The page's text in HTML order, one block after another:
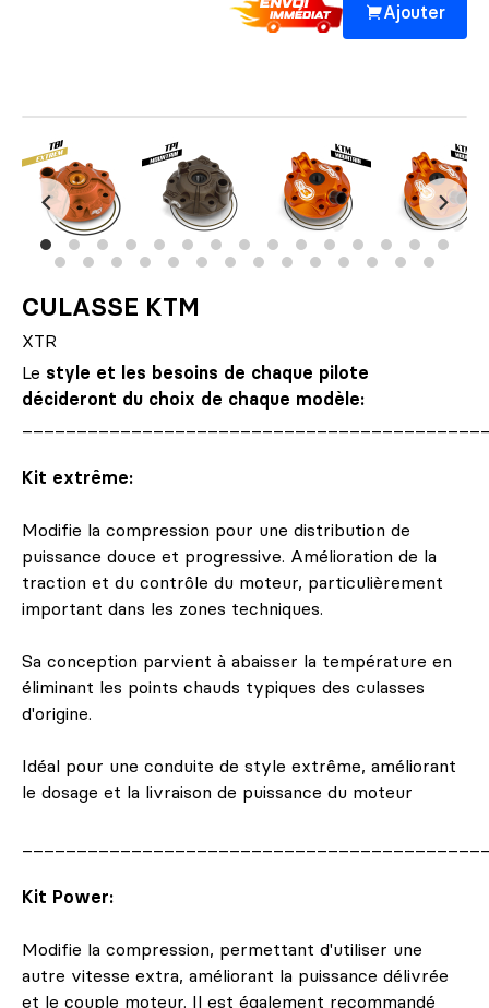
Ajouter
CULASSE KTM
XTR
Le style et les besoins de chaque pilote
décideront du choix de chaque modèle:
Kit extrême:
Modifie la compression pour une distribution de
puissance douce et progressive. Amélioration de la
traction et du contrôle du moteur, particulièrement
important dans les zones techniques.
Sa conception parvient à abaisser la température en
éliminant les points chauds typiques des culasses
d'origine.
Idéal pour une conduite de style extrême, améliorant
le dosage et la livraison de puissance du moteur
Kit Power:
Modifie la compression, permettant d'utiliser une
autre vitesse extra, améliorant la puissance délivrée
et le couple moteur. Il est également recommandé